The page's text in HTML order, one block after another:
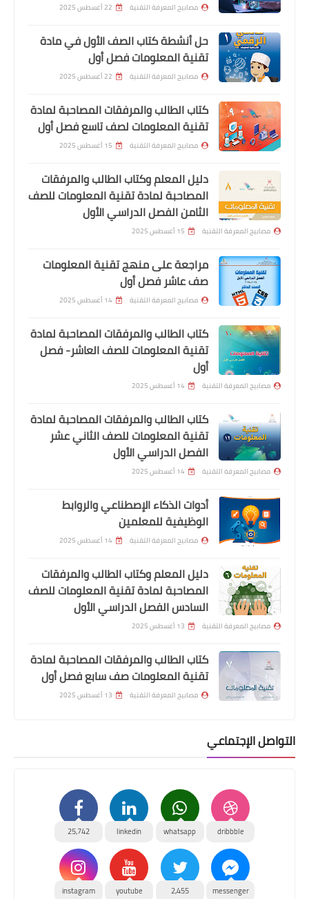
مصابيح المعرفة التقنية 22 أغسطس 2025
حل أنشطة كتاب الصف الأول في مادة
تقنية المعلومات فصل أول
مصابيح المعرفة التقنية 22 أغسطس 2025
كتاب الطالب والمرفقات المصاحبة لمادة
تقنية المعلومات لصف تاسع فصل أول
مصابيح المعرفة التقنية 15 أغسطس 2025
دليل المعلم وكتاب الطالب والمرفقات
المصاحبة لمادة تقنية المعلومات للصف
الثامن الفصل الدراسي الأول
مصابيح المعرفة التقنية 15 أغسطس 2025
مراجعة على منهج تقنية المعلومات
صف عاشر فصل أول
مصابيح المعرفة التقنية 14 أغسطس 2025
كتاب الطالب والمرفقات المصاحبة لمادة
تقنية المعلومات للصف العاشر- فصل
أول
مصابيح المعرفة التقنية 14 أغسطس 2025
كتاب الطالب والمرفقات المصاحبة لمادة
تقنية المعلومات للصف الثاني عشر
الفصل الدراسي الأول
مصابيح المعرفة التقنية 14 أغسطس 2025
أدوات الذكاء الإصطناعي والروابط
الوظيفية للمعلمين
مصابيح المعرفة التقنية 14 أغسطس 2025
دليل المعلم وكتاب الطالب والمرفقات
المصاحبة لمادة تقنية المعلومات للصف
السادس الفصل الدراسي الأول
مصابيح المعرفة التقنية 13 أغسطس 2025
كتاب الطالب والمرفقات المصاحبة لمادة
تقنية المعلومات صف سابع فصل أول
مصابيح المعرفة التقنية 13 أغسطس 2025
التواصل الإجتماعي
dribbble
whatsapp
linkedin
25,742
messenger
2,455
youtube
instagram